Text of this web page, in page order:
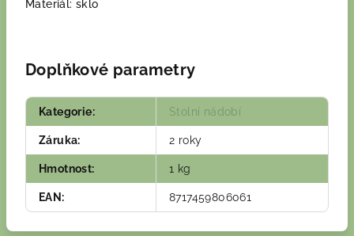
Materiál: sklo
Doplňkové parametry
Kategorie: Stolní nádobí
Záruka: 2 roky
Hmotnost: 1 kg
EAN : 8717459806061